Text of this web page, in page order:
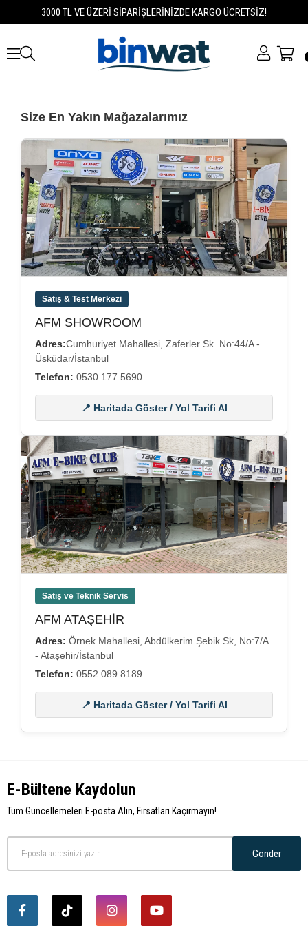
3000 TL VE ÜZERİ SİPARİŞLERİNİZDE KARGO ÜCRETSİZ!
Size En Yakın Mağazalarımız
Satış & Test Merkezi
AFM SHOWROOM
Adres:Cumhuriyet Mahallesi, Zaferler Sk. No:44/A -
Üsküdar/İstanbul
Telefon: 0530 177 5690
📍 Haritada Göster / Yol Tarifi Al
Satış ve Teknik Servis
AFM ATAŞEHİR
Adres: Örnek Mahallesi, Abdülkerim Şebik Sk, No:7/A
- Ataşehir/İstanbul
Telefon: 0552 089 8189
📍 Haritada Göster / Yol Tarifi Al
E-Bültene Kaydolun
Tüm Güncellemeleri E-posta Alın, Fırsatları Kaçırmayın!
Gönder